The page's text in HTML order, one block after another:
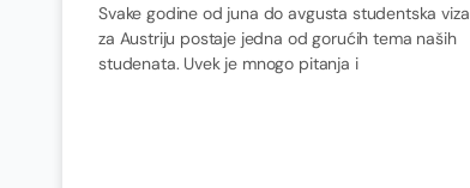
Svake godine od juna do avgusta studentska viza
za Austriju postaje jedna od gorućih tema naših
studenata. Uvek je mnogo pitanja i